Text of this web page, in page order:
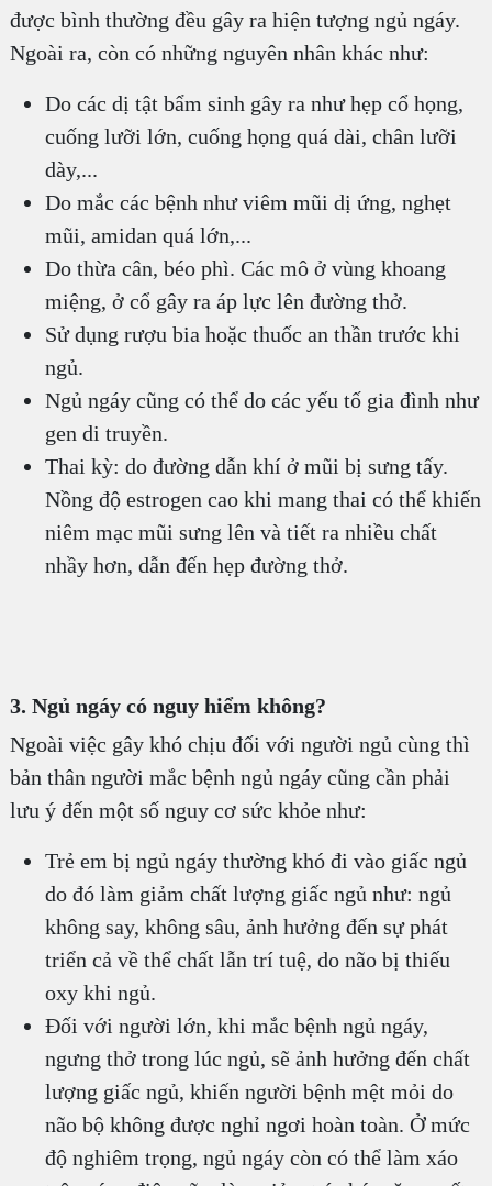
được bình thường đều gây ra hiện tượng ngủ ngáy.
Ngoài ra, còn có những nguyên nhân khác như:
Do các dị tật bẩm sinh gây ra như hẹp cổ họng,
cuống lưỡi lớn, cuống họng quá dài, chân lưỡi
dày,...
Do mắc các bệnh như viêm mũi dị ứng, nghẹt
mũi, amidan quá lớn,...
Do thừa cân, béo phì. Các mô ở vùng khoang
miệng, ở cổ gây ra áp lực lên đường thở.
Sử dụng rượu bia hoặc thuốc an thần trước khi
ngủ.
Ngủ ngáy cũng có thể do các yếu tố gia đình như
gen di truyền.
Thai kỳ: do đường dẫn khí ở mũi bị sưng tấy.
Nồng độ estrogen cao khi mang thai có thể khiến
niêm mạc mũi sưng lên và tiết ra nhiều chất
nhầy hơn, dẫn đến hẹp đường thở.
3. Ngủ ngáy có nguy hiểm không?
Ngoài việc gây khó chịu đối với người ngủ cùng thì
bản thân người mắc bệnh ngủ ngáy cũng cần phải
lưu ý đến một số nguy cơ sức khỏe như:
Trẻ em bị ngủ ngáy thường khó đi vào giấc ngủ
do đó làm giảm chất lượng giấc ngủ như: ngủ
không say, không sâu, ảnh hưởng đến sự phát
triển cả về thể chất lẫn trí tuệ, do não bị thiếu
oxy khi ngủ.
Đối với người lớn, khi mắc bệnh ngủ ngáy,
ngưng thở trong lúc ngủ, sẽ ảnh hưởng đến chất
lượng giấc ngủ, khiến người bệnh mệt mỏi do
não bộ không được nghỉ ngơi hoàn toàn. Ở mức
độ nghiêm trọng, ngủ ngáy còn có thể làm xáo